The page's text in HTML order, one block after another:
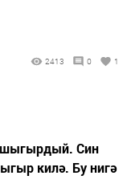
2413 0 1
шыгырдый. Син
килә. Бу нигә